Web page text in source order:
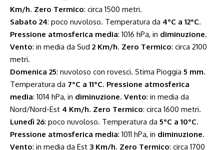
Km/h. Zero Termico: circa 1500 metri.
Sabato 24: poco nuvoloso. Temperatura da 4°C a 12°C.
Pressione atmosferica media: 1016 hPa, in diminuzione.
Vento: in media da Sud 2 Km/h. Zero Termico: circa 2100
metri.
Domenica 25: nuvoloso con rovesci. Stima Pioggia 5 mm.
Temperatura da 7°C a 11°C. Pressione atmosferica
media: 1014 hPa, in diminuzione. Vento: in media da
Nord/Nord-Est 4 Km/h. Zero Termico: circa 1600 metri.
Lunedì 26: poco nuvoloso. Temperatura da 5°C a 10°C.
Pressione atmosferica media: 1011 hPa, in diminuzione.
Vento: in media da Est 3 Km/h. Zero Termico: circa 1700